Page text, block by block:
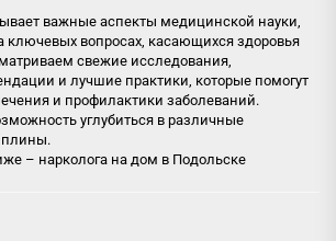
важные аспекты медицинской науки,
ключевых вопросах, касающихся здоровья
свежие исследования,
и лучшие практики, которые помогут
и профилактики заболеваний.
углубиться в различные
– нарколога на дом в Подольске